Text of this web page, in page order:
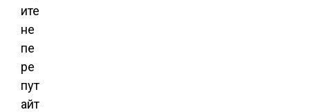
ите
не
пе
ре
пут
айт